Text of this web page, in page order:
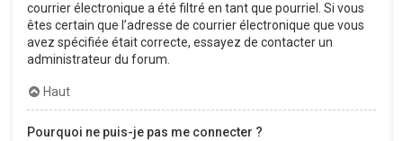
courrier électronique a été filtré en tant que pourriel. Si vous
êtes certain que l’adresse de courrier électronique que vous
avez spécifiée était correcte, essayez de contacter un
administrateur du forum.
Haut
Pourquoi ne puis-je pas me connecter ?